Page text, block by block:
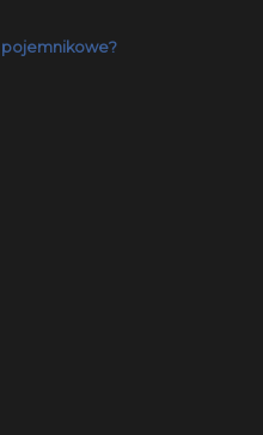
pojemnikowe?